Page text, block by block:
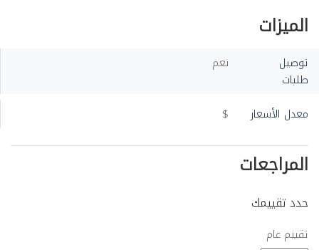
الميزات
توصيل
طلبات
نعم
معدل الأسعار $
المراجعات
حدد تقييمك
تقييم عام